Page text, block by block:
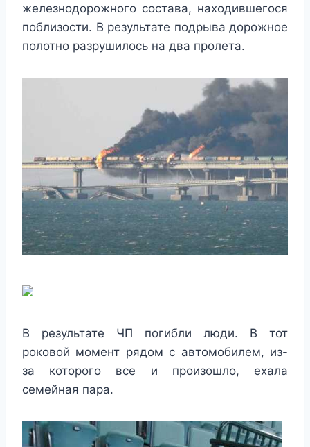
железнодорожного состава, находившегося
поблизости. В результате подрыва дорожное
полотно разрушилось на два пролета.
В результате ЧП погибли люди. В тот
роковой момент рядом с автомобилем, из-
за которого все и произошло, ехала
семейная пара.